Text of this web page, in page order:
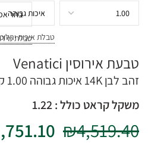
טבלת איכות
טבלת
טבעת אירוסין Venatici
זהב לבן 14K איכות גבוהה 1.00 קראט
משקל קראט כולל :1.22
₪4,519.40
המחיר
המקורי